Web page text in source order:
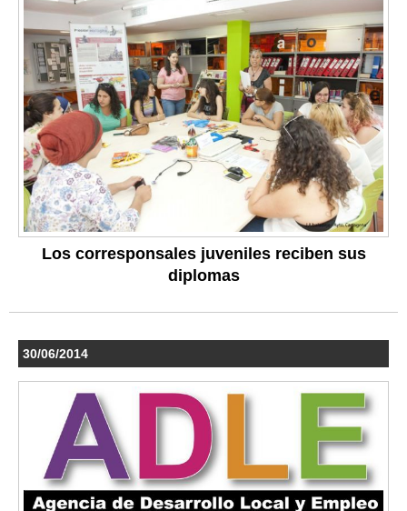
Los corresponsales juveniles reciben sus
diplomas
30/06/2014